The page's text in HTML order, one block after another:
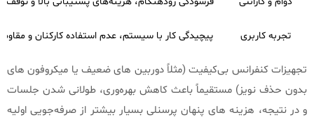
تجربه کاربری پیچیدگی کار با سیستم، عدم استفاده کارکنان و
تجهیزات کنفرانس بی‌کیفیت (مثلاً دوربین‌ های ضعیف یا میکروفون‌ های
بدون حذف نویز) مستقیماً باعث کاهش بهره‌وری، طولانی شدن جلسات
و در نتیجه، هزینه‌ های پنهان پرسنلی بسیار بیشتر از صرفه‌جویی اولیه